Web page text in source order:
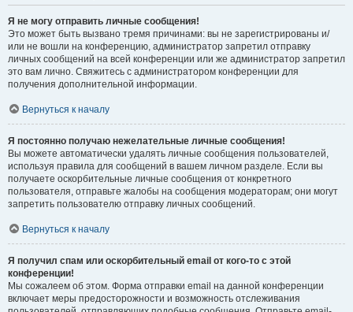
Я не могу отправить личные сообщения!
Это может быть вызвано тремя причинами: вы не зарегистрированы и/
или не вошли на конференцию, администратор запретил отправку
личных сообщений на всей конференции или же администратор запретил
это вам лично. Свяжитесь с администратором конференции для
получения дополнительной информации.
Вернуться к началу
Я постоянно получаю нежелательные личные сообщения!
Вы можете автоматически удалять личные сообщения пользователей,
используя правила для сообщений в вашем личном разделе. Если вы
получаете оскорбительные личные сообщения от конкретного
пользователя, отправьте жалобы на сообщения модераторам; они могут
запретить пользователю отправку личных сообщений.
Вернуться к началу
Я получил спам или оскорбительный email от кого-то с этой
конференции!
Мы сожалеем об этом. Форма отправки email на данной конференции
включает меры предосторожности и возможность отслеживания